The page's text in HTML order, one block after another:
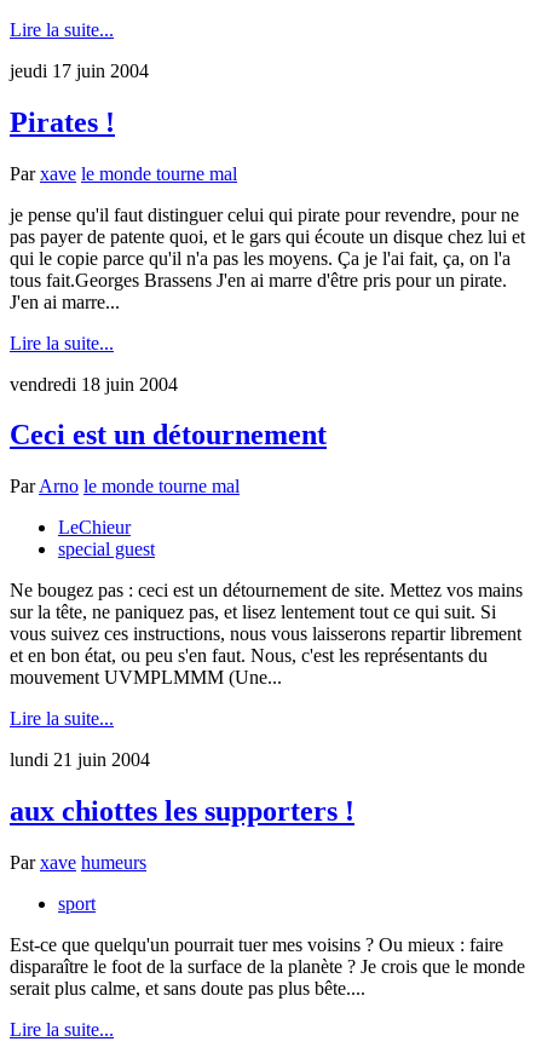
Lire la suite...
jeudi 17 juin 2004
Pirates !
Parxave le monde tourne mal
je pense qu'il faut distinguer celui qui pirate pour revendre, pour ne
pas payer de patente quoi, et le gars qui écoute un disque chez lui et
qui le copie parce qu'il n'a pas les moyens. Ça je l'ai fait, ça, on l'a
tous fait.Georges Brassens J'en ai marre d'être pris pour un pirate.
J'en ai marre...
Lire la suite...
vendredi 18 juin 2004
Ceci est un détournement
ParArno le monde tourne mal
LeChieur
special guest
Ne bougez pas : ceci est un détournement de site. Mettez vos mains
sur la tête, ne paniquez pas, et lisez lentement tout ce qui suit. Si
vous suivez ces instructions, nous vous laisserons repartir librement
et en bon état, ou peu s'en faut. Nous, c'est les représentants du
mouvement UVMPLMMM (Une...
Lire la suite...
lundi 21 juin 2004
aux chiottes les supporters !
Parxave humeurs
sport
Est-ce que quelqu'un pourrait tuer mes voisins ? Ou mieux : faire
disparaître le foot de la surface de la planète ? Je crois que le monde
serait plus calme, et sans doute pas plus bête....
Lire la suite...